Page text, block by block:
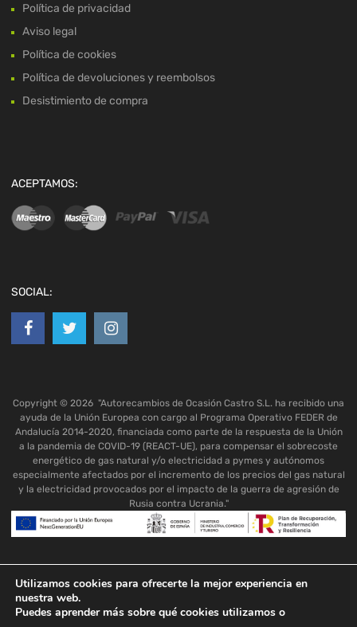
Política de privacidad
Aviso legal
Política de cookies
Política de devoluciones y reembolsos
Desistimiento de compra
ACEPTAMOS:
SOCIAL:
Copyright © 2026 "Autorecambios de Ocasión Castro S.L. ha recibido una
ayuda de la Unión Europea con cargo al Programa Operativo FEDER de
Andalucía 2014-2020, financiada como parte de la respuesta de la Unión
a la pandemia de COVID-19 (REACT-UE), para compensar el sobrecoste
energético de gas natural y/o electricidad a pymes y autónomos
especialmente afectados por el incremento de los precios del gas natural
y la electricidad provocados por el impacto de la guerra de agresión de
Rusia contra Ucrania."
Utilizamos cookies para ofrecerte la mejor experiencia en
nuestra web.
Puedes aprender más sobre qué cookies utilizamos o